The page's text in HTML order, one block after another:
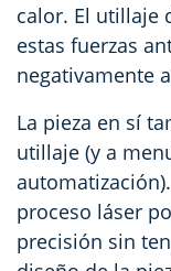
calor. El utillaje
estas fuerzas
negativamente
La pieza en sí
utillaje (y a
proceso láser
precisión sin